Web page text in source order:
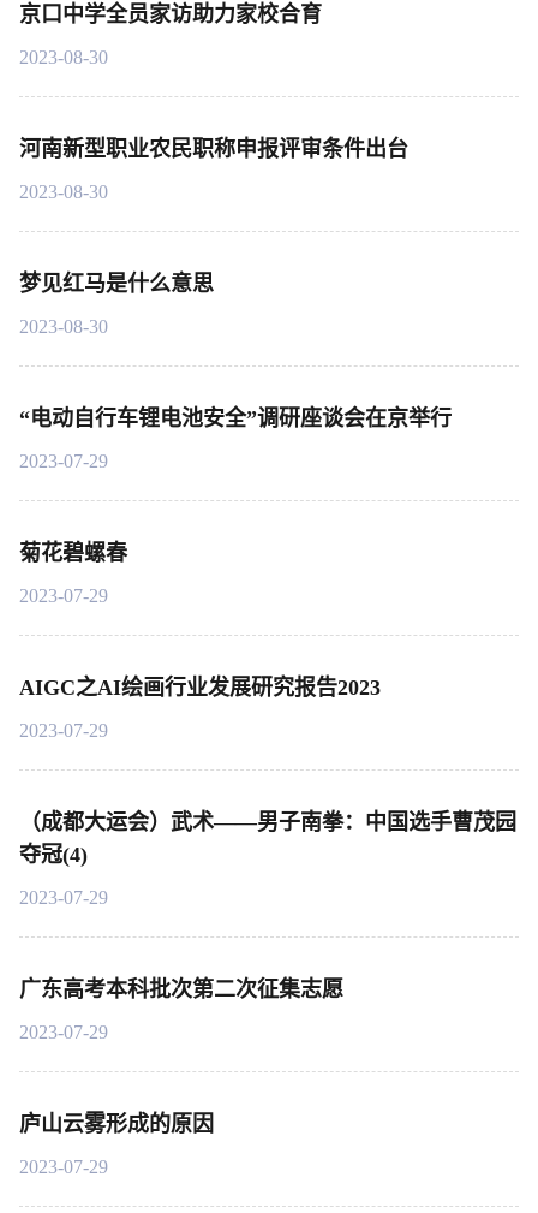
京口中学全员家访助力家校合育
2023-08-30
河南新型职业农民职称申报评审条件出台
2023-08-30
梦见红马是什么意思
2023-08-30
“电动自行车锂电池安全”调研座谈会在京举行
2023-07-29
菊花碧螺春
2023-07-29
AIGC之AI绘画行业发展研究报告2023
2023-07-29
（成都大运会）武术——男子南拳：中国选手曹茂园
夺冠(4)
2023-07-29
广东高考本科批次第二次征集志愿
2023-07-29
庐山云雾形成的原因
2023-07-29